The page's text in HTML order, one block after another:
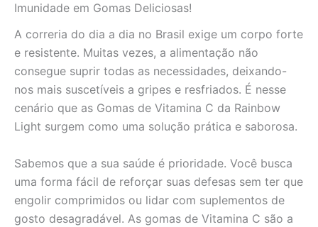
Imunidade em Gomas Deliciosas!
A correria do dia a dia no Brasil exige um corpo forte
e resistente. Muitas vezes, a alimentação não
consegue suprir todas as necessidades, deixando-
nos mais suscetíveis a gripes e resfriados. É nesse
cenário que as Gomas de Vitamina C da Rainbow
Light surgem como uma solução prática e saborosa.
Sabemos que a sua saúde é prioridade. Você busca
uma forma fácil de reforçar suas defesas sem ter que
engolir comprimidos ou lidar com suplementos de
gosto desagradável. As gomas de Vitamina C são a